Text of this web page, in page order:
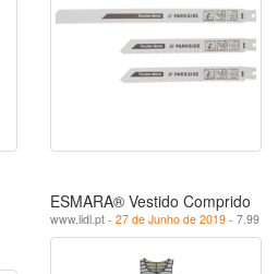
ESMARA® Vestido Comprido
www.lidl.pt - 27 de Junho de 2019 - 7.99